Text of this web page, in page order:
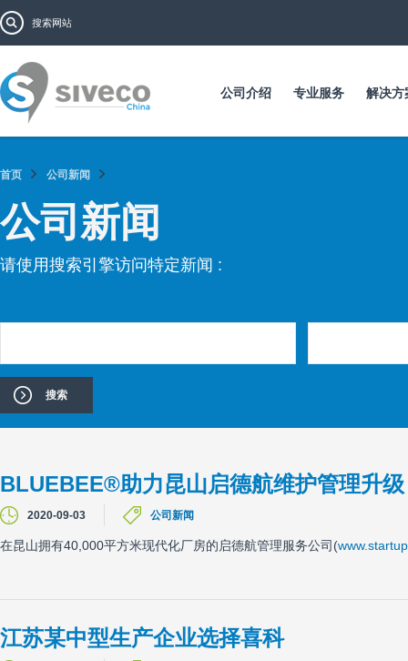
到
要
内
搜索表单
公司介绍 专业服务 解决方
首页 公司新闻
公司新闻
请使用搜索引擎访问特定新闻 :
BLUEBEE®助力昆山启德航维护管理升级
2020-09-03 公司新闻
在昆山拥有40,000平方米现代化厂房的启德航管理服务公司(
江苏某中型生产企业选择喜科